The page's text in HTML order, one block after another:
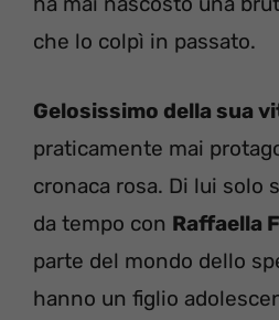
che lo colpì in passato.
Gelosissimo della sua
praticamente mai
cronaca rosa. Di lui solo
da tempo con Raffaella
parte del mondo dello
hanno un figlio